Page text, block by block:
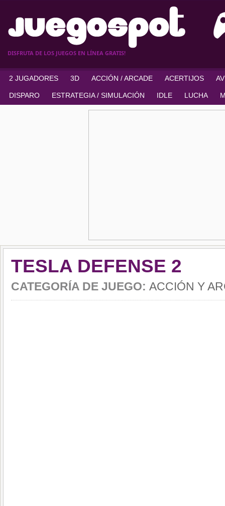
DISFRUTA DE LOS JUEGOS EN LÍNEA GRATIS!
2 JUGADORES 3D ACCIÓN / ARCADE ACERTIJOS
DISPARO ESTRATEGIA / SIMULACIÓN IDLE LUCHA
TESLA DEFENSE 2
CATEGORÍA DE JUEGO: ACCIÓN Y